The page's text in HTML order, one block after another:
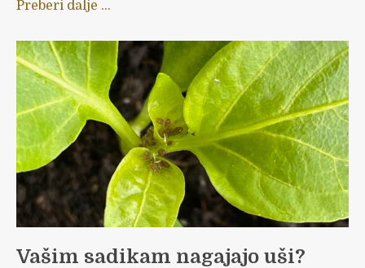
Preberi dalje ...
Vašim sadikam nagajajo uši?